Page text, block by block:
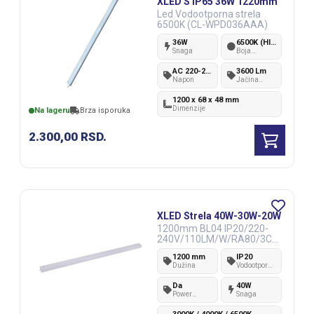
Na lageru Brza isporuka
2.300,00 RSD.
Led Vodootporna strela
6500K (CL-WPD036AAA)
36W
Snaga
6500K (Hladno bela)
Boja
AC 220-240V
Napon
3600 Lm
Jačina
1200 x 68 x 48 mm
Dimenzije
XLED Strela 40W-30W-20W
1200mm BL04 IP20/220-
240V/110LM/W/RA80/3CC
1200 mm
Dužina
IP20
Vodootpornost
Da
Power
(PC)
40W
Snaga